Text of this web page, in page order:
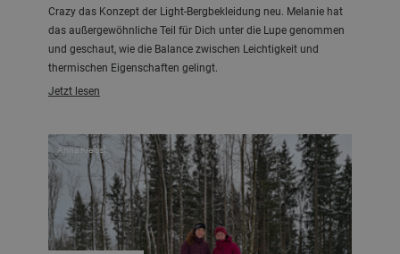
Crazy das Konzept der Light-Bergbekleidung neu. Melanie hat
das außergewöhnliche Teil für Dich unter die Lupe genommen
und geschaut, wie die Balance zwischen Leichtigkeit und
thermischen Eigenschaften gelingt.
Jetzt lesen
Anna Kreissl